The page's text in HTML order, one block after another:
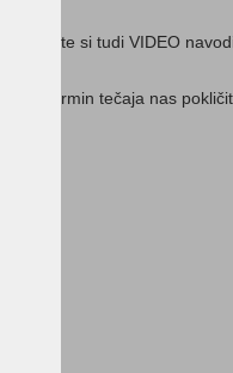
Oglejte si tudi VIDEO
Za termin tečaja nas